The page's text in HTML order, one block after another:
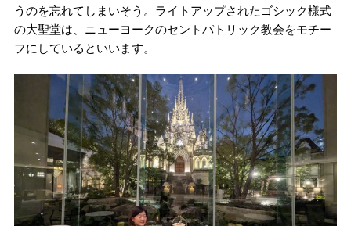
うのを忘れてしまいそう。ライトアップされたゴシック様式
の大聖堂は、ニューヨークのセントパトリック教会をモチー
フにしているといいます。